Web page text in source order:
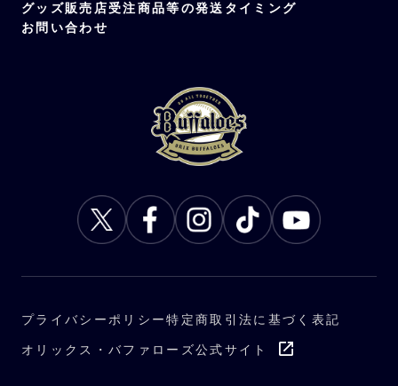
受注可能選手
渡部、太田、若月、森、西野、宗、西川、麦
紅林、田嶋、廣岡、頓宮、中川、杉本
グッズ販売店受注商品等の発送タイミング
お問い合わせ
プライバシーポリシー特定商取引法に基づく表記
オリックス・バファローズ公式サイト